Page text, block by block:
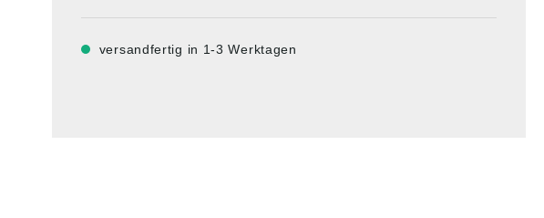
versandfertig in 1-3 Werktagen